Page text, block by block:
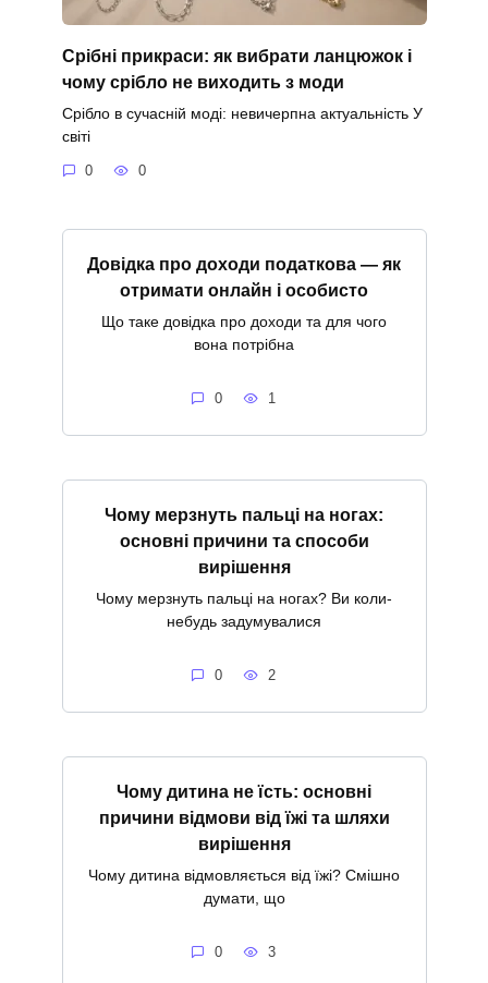
Срібні прикраси: як вибрати ланцюжок і
чому срібло не виходить з моди
Срібло в сучасній моді: невичерпна актуальність У
світі
0 0
Довідка про доходи податкова — як
отримати онлайн і особисто
Що таке довідка про доходи та для чого
вона потрібна
0 1
Чому мерзнуть пальці на ногах:
основні причини та способи
вирішення
Чому мерзнуть пальці на ногах? Ви коли-
небудь задумувалися
0 2
Чому дитина не їсть: основні
причини відмови від їжі та шляхи
вирішення
Чому дитина відмовляється від їжі? Смішно
думати, що
0 3